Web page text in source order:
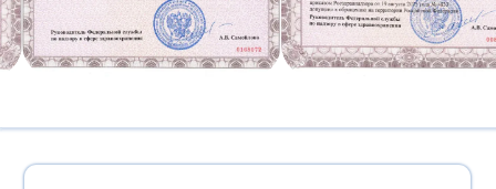
sibmk@antmedrf.ru